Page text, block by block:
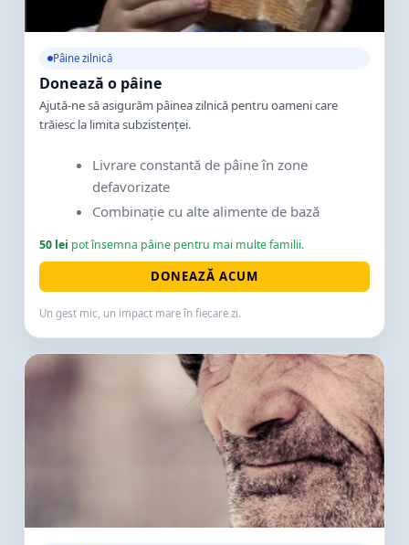
Pâine zilnică
Donează o pâine
Ajută-ne să asigurăm pâinea zilnică pentru oameni care
trăiesc la limita subzistenței.
Livrare constantă de pâine în zone
defavorizate
Combinație cu alte alimente de bază
50 lei pot însemna pâine pentru mai multe familii.
DONEAZĂ ACUM
Un gest mic, un impact mare în fiecare zi.